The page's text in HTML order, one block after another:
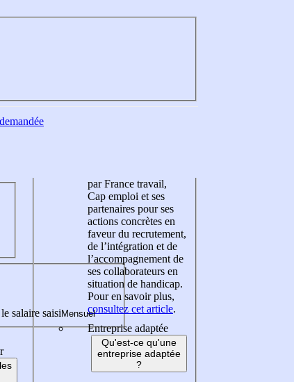
salaire saisi
par France travail,
Cap emploi et ses
partenaires pour ses
actions concrètes en
faveur du recrutement,
de l’intégration et de
l’accompagnement de
ses collaborateurs en
situation de handicap.
Pour en savoir plus,
consultez cet article.
Entreprise adaptée
Qu'est-ce qu'une
entreprise adaptée
?